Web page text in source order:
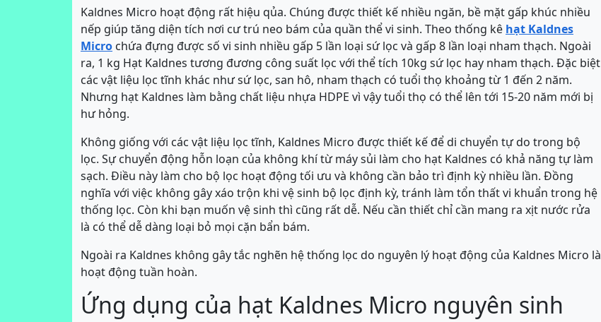
Kaldnes Micro hoạt động rất hiệu qủa. Chúng được thiết kế nhiều ngăn, bề mặt gấp khúc nhiều
nếp giúp tăng diện tích nơi cư trú neo bám của quần thể vi sinh. Theo thống kê hạt Kaldnes
Micro chứa đựng được số vi sinh nhiều gấp 5 lần loại sứ lọc và gấp 8 lần loại nham thạch. Ngoài
ra, 1 kg Hạt Kaldnes tương đương công suất lọc với thể tích 10kg sứ lọc hay nham thạch. Đặc biệt
các vật liệu lọc tĩnh khác như sứ lọc, san hô, nham thạch có tuổi thọ khoảng từ 1 đến 2 năm.
Nhưng hạt Kaldnes làm bằng chất liệu nhựa HDPE vì vậy tuổi thọ có thể lên tới 15-20 năm mới bị
hư hỏng.
Không giống với các vật liệu lọc tĩnh, Kaldnes Micro được thiết kế để di chuyển tự do trong bộ
lọc. Sự chuyển động hỗn loạn của không khí từ máy sủi làm cho hạt Kaldnes có khả năng tự làm
sạch. Điều này làm cho bộ lọc hoạt động tối ưu và không cần bảo trì định kỳ nhiều lần. Đồng
nghĩa với việc không gây xáo trộn khi vệ sinh bộ lọc định kỳ, tránh làm tổn thất vi khuẩn trong hệ
thống lọc. Còn khi bạn muốn vệ sinh thì cũng rất dễ. Nếu cần thiết chỉ cần mang ra xịt nước rửa
là có thể dễ dàng loại bỏ mọi cặn bẩn bám.
Ngoài ra Kaldnes không gây tắc nghẽn hệ thống lọc do nguyên lý hoạt động của Kaldnes Micro là
hoạt động tuần hoàn.
Ứng dụng của hạt Kaldnes Micro nguyên sinh